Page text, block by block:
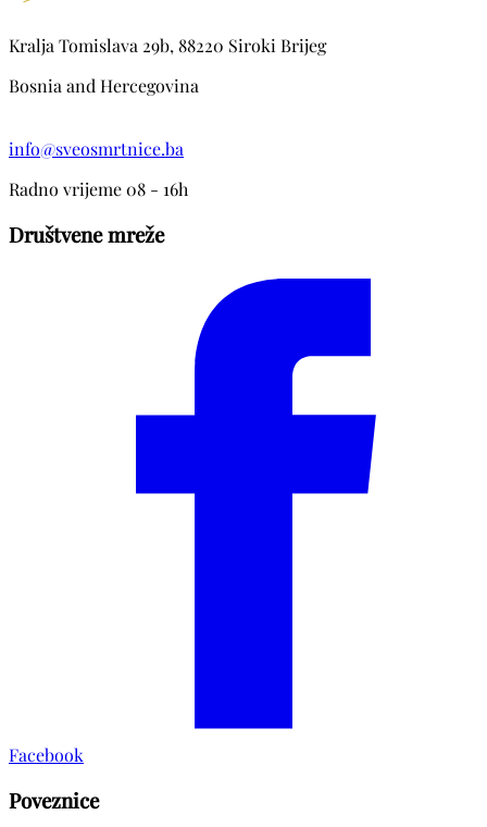
Kralja Tomislava 29b, 88220 Siroki Brijeg
Bosnia and Hercegovina
info@sveosmrtnice.ba
Radno vrijeme 08 - 16h
Društvene mreže
Facebook
Poveznice